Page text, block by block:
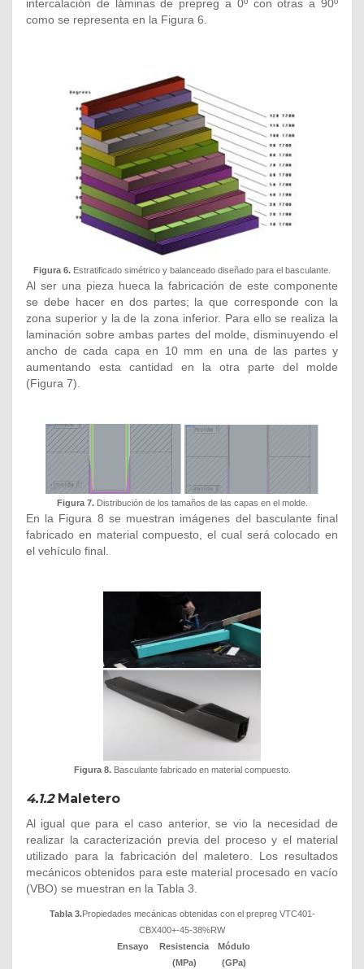
intercalación de láminas de prepreg a 0º con otras a 90º
como se representa en la Figura 6.
Figura 6. Estratificado simétrico y balanceado diseñado para el basculante.
Al ser una pieza hueca la fabricación de este componente
se debe hacer en dos partes; la que corresponde con la
zona superior y la de la zona inferior. Para ello se realiza la
laminación sobre ambas partes del molde, disminuyendo el
ancho de cada capa en 10 mm en una de las partes y
aumentando esta cantidad en la otra parte del molde
(Figura 7).
Figura 7. Distribución de los tamaños de las capas en el molde.
En la Figura 8 se muestran imágenes del basculante final
fabricado en material compuesto, el cual será colocado en
el vehículo final.
Figura 8. Basculante fabricado en material compuesto.
4.1.2Maletero
Al igual que para el caso anterior, se vio la necesidad de
realizar la caracterización previa del proceso y el material
utilizado para la fabricación del maletero. Los resultados
mecánicos obtenidos para este material procesado en vacío
(VBO) se muestran en la Tabla 3.
Tabla 3.Propiedades mecánicas obtenidas con el prepreg VTC401-
CBX400+-45-38%RW
Ensayo
Resistencia
(MPa)
Módulo
(GPa)